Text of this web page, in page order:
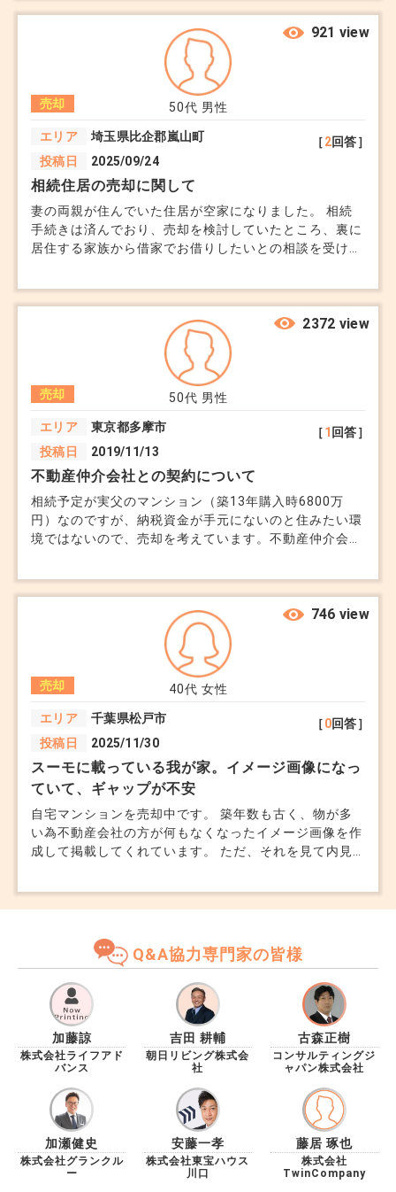
か。 買主が納得しても、買主側の銀行がNGを出したら
進められないのでしょうか。
50代 男性
売却
エリア
埼玉県比企郡嵐山町
投稿日
2025/09/24
［2回答］
921 view
相続住居の売却に関して
妻の両親が住んでいた住居が空家になりました。 相続
手続きは済んでおり、売却を検討していたところ、裏に
居住する家族から借家でお借りしたいとの相談を受けま
らと思っています。 その場合、不動産屋さんに相談す
ることは可能でしょうか。
50代 男性
売却
エリア
東京都多摩市
投稿日
2019/11/13
［1 回答］
2372 view
不動産仲介会社との契約について
相続予定が実父のマンション（築13年購入時6800万
円）なのですが、納税資金が手元にないのと住みたい環
境ではないので、売却を考えています。不動産仲介会社
続放棄も含め、複雑かつ多様な各種手続きのアドバイ
ス、指示、交渉するのに適切な知人親類縁者が皆無なの
で、不動産仲介会社とワンクッション置いて依頼出来る
専門家、法律で言うなら法テラスのような機関、団体を
どこで探せばいいのかご教授ください。
40代 女性
売却
エリア
千葉県松戸市
投稿日
2025/11/30
［0回答］
746 view
スーモに載っている我が家。イメージ画像になっ
ていて、ギャップが不安
自宅マンションを売却中です。 築年数も古く、物が多
い為不動産会社の方が何もなくなったイメージ画像を作
成して掲載してくれています。 ただ、それを見て内見
あり、乱雑な我が家なので申し訳ないのですが、そのま
なくなればイメージ画像に近いすっきりした感じにはな
ると思うのですが... 内見に来る人が悪い意味でギャップ
を感じていそうで迷っています。
Q&A協力専門家の皆様
加藤諒
株式会社ライフアド
バンス
吉田 耕輔
朝日リビング株式会
社
古森正樹
コンサルティングジ
ャパン株式会社
加瀬健史
株式会社グランクル
ー
安藤一孝
株式会社東宝ハウス
川口
藤居 琢也
株式会社
TwinCompany